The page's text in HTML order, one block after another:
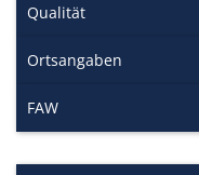
Qualität
Ortsangaben
FAW